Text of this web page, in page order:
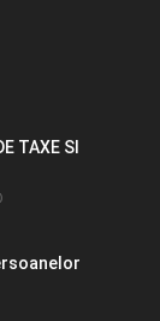
TAXE SI